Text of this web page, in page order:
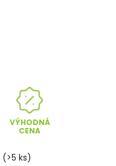
VÝHODNÁ
CENA
(>5 ks)